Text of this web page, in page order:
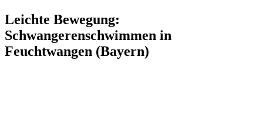
Leichte Bewegung:
Schwangerenschwimmen in
Feuchtwangen (Bayern)